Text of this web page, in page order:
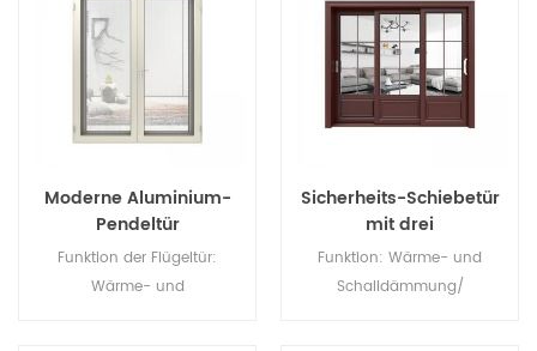
Moderne Aluminium-
Pendeltür
Funktion der Flügeltür:
Wärme- und
Sicherheits-Schiebetür
mit drei
Verbindungselementen
Funktion: Wärme- und
Schalldämmung/